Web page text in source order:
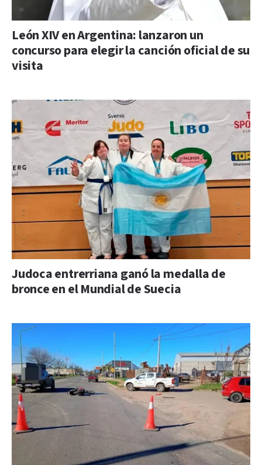
León XIV en Argentina: lanzaron un
concurso para elegir la canción oficial de su
visita
Judoca entrerriana ganó la medalla de
bronce en el Mundial de Suecia